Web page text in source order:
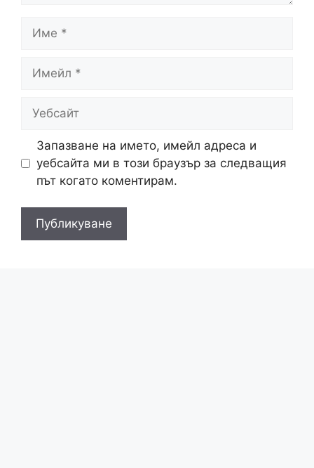
Запазване на името, имейл адреса и
уебсайта ми в този браузър за следващия
път когато коментирам.